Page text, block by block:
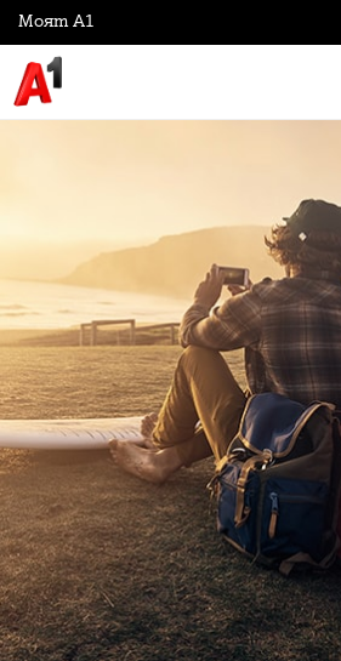
Моят А1